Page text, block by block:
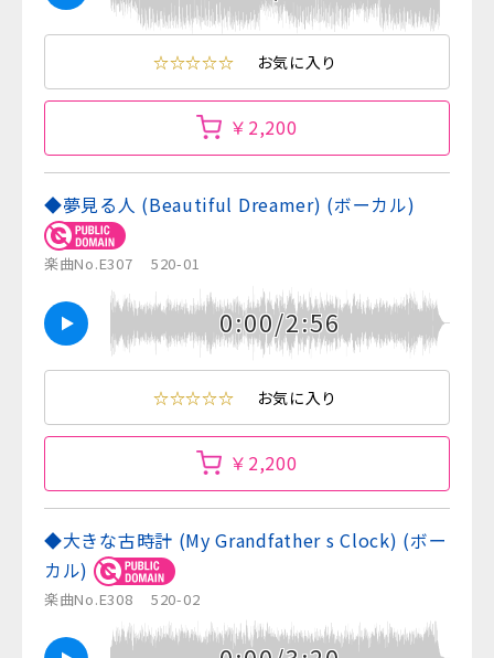
☆☆☆☆☆ お気に入り
￥2,200
◆夢見る人 (Beautiful Dreamer) (ボーカル)
楽曲No.E307 520-01
0:00/2:56
☆☆☆☆☆ お気に入り
￥2,200
◆大きな古時計 (My Grandfather s Clock) (ボー
カル)
楽曲No.E308 520-02